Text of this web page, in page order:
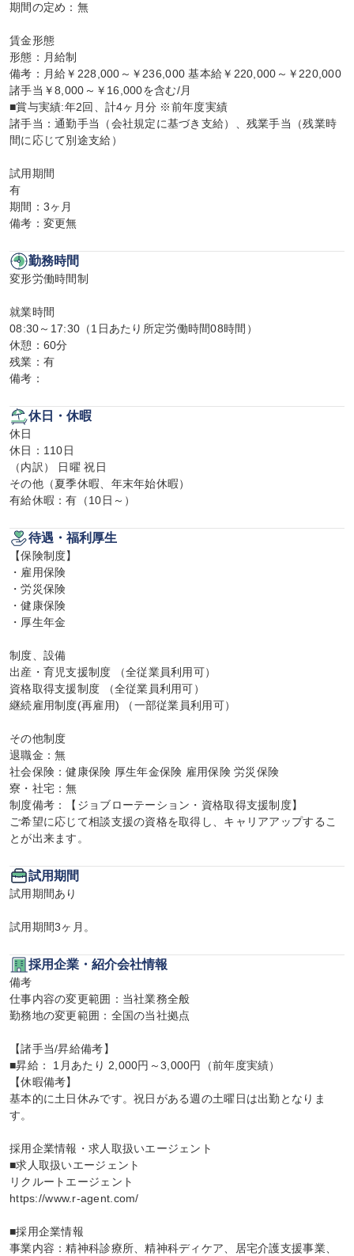
期間の定め：無
賃金形態
形態：月給制
備考：月給￥228,000～￥236,000 基本給￥220,000～￥220,000
諸手当￥8,000～￥16,000を含む/月
■賞与実績:年2回、計4ヶ月分 ※前年度実績
諸手当：通勤手当（会社規定に基づき支給）、残業手当（残業時
間に応じて別途支給）
試用期間
有
期間：3ヶ月
備考：変更無
勤務時間
変形労働時間制
就業時間
08:30～17:30（1日あたり所定労働時間08時間）
休憩：60分
残業：有
備考：
休日・休暇
休日
休日：110日
（内訳） 日曜 祝日
その他（夏季休暇、年末年始休暇）
有給休暇：有（10日～）
待遇・福利厚生
【保険制度】
・雇用保険
・労災保険
・健康保険
・厚生年金
制度、設備
出産・育児支援制度 （全従業員利用可）
資格取得支援制度 （全従業員利用可）
継続雇用制度(再雇用) （一部従業員利用可）
その他制度
退職金：無
社会保険：健康保険 厚生年金保険 雇用保険 労災保険
寮・社宅：無
制度備考：【ジョブローテーション・資格取得支援制度】
ご希望に応じて相談支援の資格を取得し、キャリアアップするこ
とが出来ます。
試用期間
試用期間あり
試用期間3ヶ月。
採用企業・紹介会社情報
備考
仕事内容の変更範囲：当社業務全般
勤務地の変更範囲：全国の当社拠点
【諸手当/昇給備考】
■昇給： 1月あたり 2,000円～3,000円（前年度実績）
【休暇備考】
基本的に土日休みです。祝日がある週の土曜日は出勤となりま
す。
採用企業情報・求人取扱いエージェント
■求人取扱いエージェント
リクルートエージェント
https://www.r-agent.com/
■採用企業情報
事業内容：精神科診療所、精神科ディケア、居宅介護支援事業、